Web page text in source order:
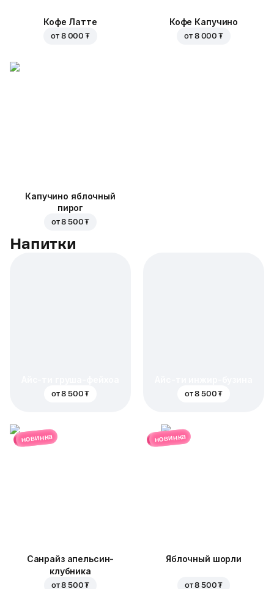
Кофе Латте
от 8 000 ₮
Кофе Капучино
от 8 000 ₮
Капучино яблочный
пирог
от8 500 ₮
Напитки
от8 500 ₮ от8 500 ₮
новинка
Санрайз апельсин-
клубника
от8 500 ₮
новинка
Яблочный шорли
от8 500 ₮